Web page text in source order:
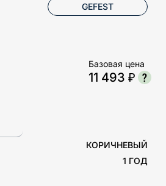
GEFEST
Базовая цена
11 493 ₽
КОРИЧНЕВЫЙ
1 ГОД